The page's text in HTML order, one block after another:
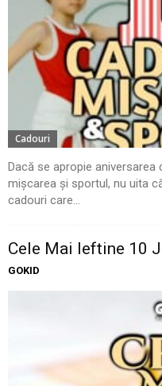
Cadouri
Dacă se apropie
mișcarea și sportul, nu uita
cadouri care...
Cele Mai Ieftine 10
GOKID